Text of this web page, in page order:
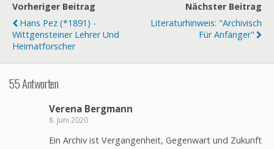
Vorheriger Beitrag
Hans Pez (*1891) -
Wittgensteiner Lehrer Und
Heimatforscher
Nächster Beitrag
Literaturhinweis: "Archivisch
Für Anfänger"
55 Antworten
Verena Bergmann
8. Juni 2020
Ein Archiv ist Vergangenheit, Gegenwart und Zukunft